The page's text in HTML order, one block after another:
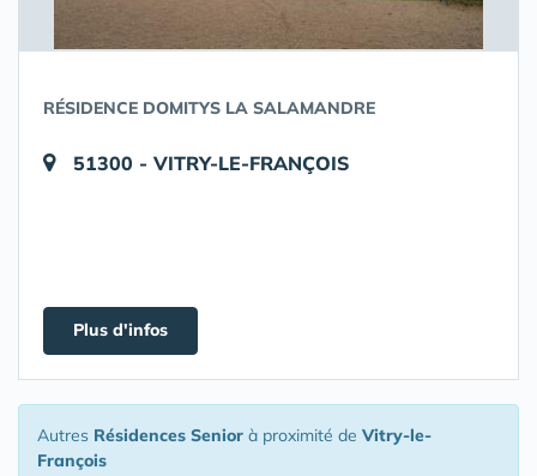
RÉSIDENCE DOMITYS LA SALAMANDRE
51300 - VITRY-LE-FRANÇOIS
Plus d'infos
Autres Résidences Senior à proximité de Vitry-le-
François